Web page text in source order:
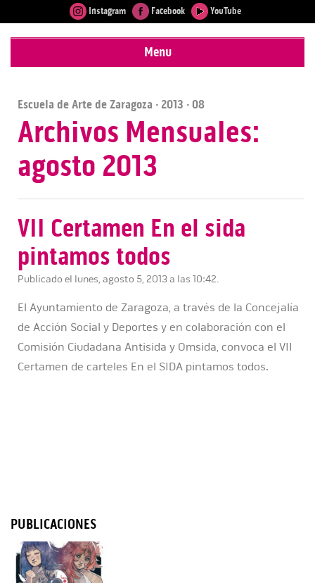
Instagram Facebook YouTube
Menu
Escuela de Arte de Zaragoza · 2013 · 08
Archivos Mensuales:
agosto 2013
VII Certamen En el sida
pintamos todos
Publicado el lunes, agosto 5, 2013 a las 10:42.
El Ayuntamiento de Zaragoza, a través de la Concejalía
de Acción Social y Deportes y en colaboración con el
Comisión Ciudadana Antisida y Omsida, convoca el VII
Certamen de carteles ​En el SIDA pintamos todos.
PUBLICACIONES